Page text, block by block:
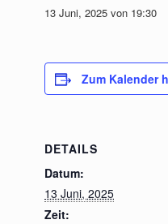
13 Juni, 2025 von 19:30
Zum Kalender
DETAILS
Datum:
13 Juni, 2025
Zeit: